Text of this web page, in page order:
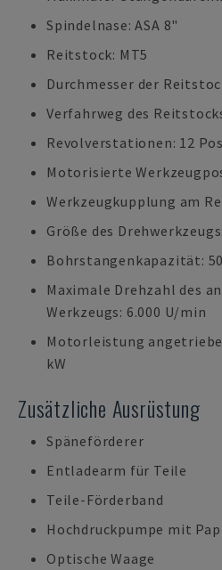
Spindelnase: ASA 8"
Reitstock: MT5
Durchmesser der
Verfahrweg des
Revolverstationen: 12
Motorisierte
Werkzeugkupplung am
Größe des
Bohrstangenkapazität:
Maximale Drehzahl des
Werkzeugs: 6.000 U/min
Motorleistung
kW
Zusätzliche Ausrüstung
Späneförderer
Entladearm für Teile
Teile-Förderband
Hochdruckpumpe mit
Optische Waage